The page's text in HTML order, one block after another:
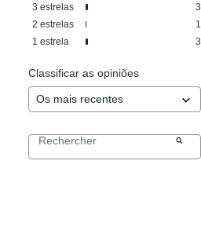
3 estrelas
3
2 estrelas
1
1 estrela 3
Classificar as opiniões